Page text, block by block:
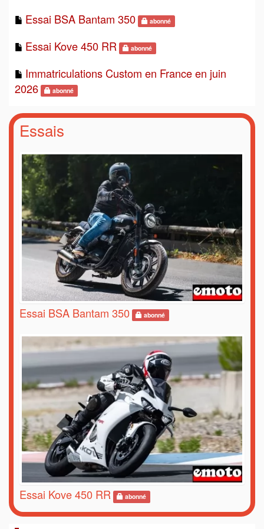
Essai BSA Bantam 350
abonné
Essai Kove 450 RR abonné
Immatriculations Custom en France en juin
2026
abonné
Essais
Essai BSA Bantam 350 abonné
Essai Kove 450 RR abonné